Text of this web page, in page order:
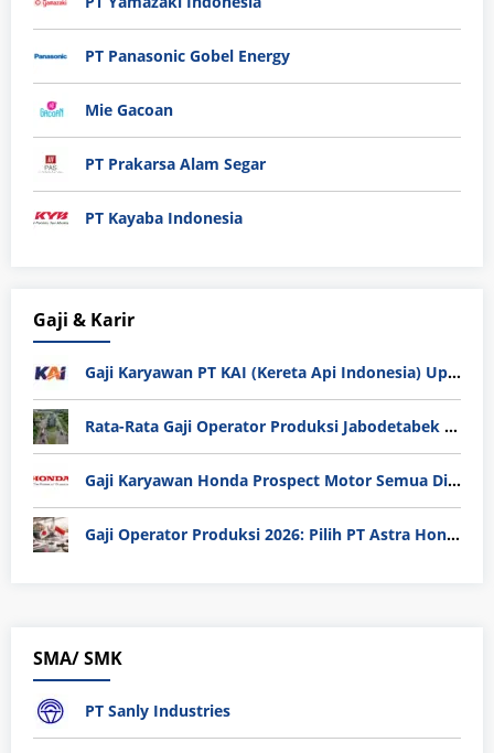
PT Panasonic Gobel Energy
Mie Gacoan
PT Prakarsa Alam Segar
PT Kayaba Indonesia
Gaji & Karir
Gaji Karyawan PT KAI (Kereta Api Indonesia) Update 2025
Rata-Rata Gaji Operator Produksi Jabodetabek 2025: Bedah Tuntas UMK, Lemburan, dan Realita Hidup Buruh
Gaji Karyawan Honda Prospect Motor Semua Divisi
Gaji Operator Produksi 2026: Pilih PT Astra Honda Motor (AHM) atau Manufaktur di Jepang?
SMA/ SMK
PT Sanly Industries